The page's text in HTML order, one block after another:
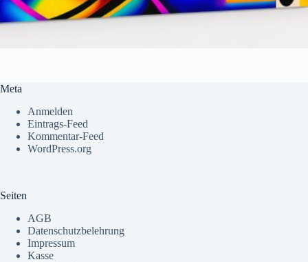
Meta
Anmelden
Eintrags-Feed
Kommentar-Feed
WordPress.org
Seiten
AGB
Datenschutzbelehrung
Impressum
Kasse